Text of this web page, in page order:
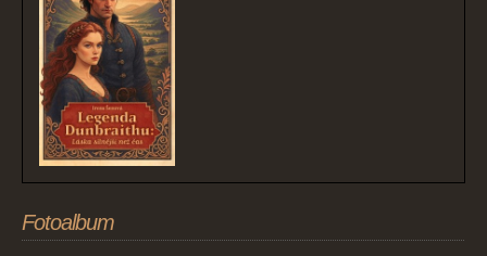
Fotoalbum